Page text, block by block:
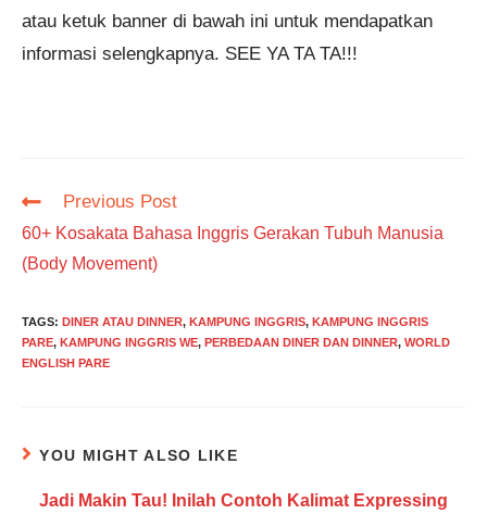
atau ketuk banner di bawah ini untuk mendapatkan
informasi selengkapnya. SEE YA TA TA!!!
Read
articles
Previous Post
60+ Kosakata Bahasa Inggris Gerakan Tubuh Manusia
(Body Movement)
TAGS: DINER ATAU DINNER, KAMPUNG INGGRIS, KAMPUNG INGGRIS
PARE, KAMPUNG INGGRIS WE, PERBEDAAN DINER DAN DINNER, WORLD
ENGLISH PARE
YOU MIGHT ALSO LIKE
Jadi Makin Tau! Inilah Contoh Kalimat Expressing